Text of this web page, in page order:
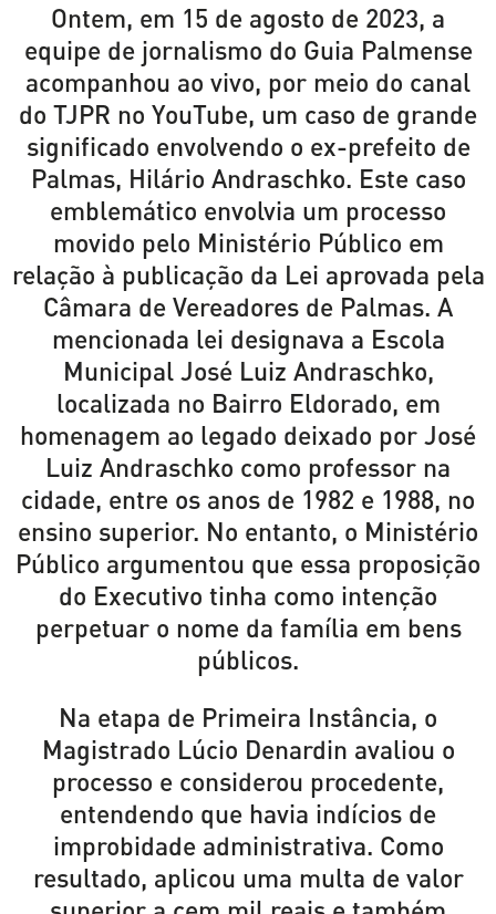
Ontem, em 15 de agosto de 2023, a
equipe de jornalismo do Guia Palmense
acompanhou ao vivo, por meio do canal
do TJPR no YouTube, um caso de grande
significado envolvendo o ex-prefeito de
Palmas, Hilário Andraschko. Este caso
emblemático envolvia um processo
movido pelo Ministério Público em
relação à publicação da Lei aprovada pela
Câmara de Vereadores de Palmas. A
mencionada lei designava a Escola
Municipal José Luiz Andraschko,
localizada no Bairro Eldorado, em
homenagem ao legado deixado por José
Luiz Andraschko como professor na
cidade, entre os anos de 1982 e 1988, no
ensino superior. No entanto, o Ministério
Público argumentou que essa proposição
do Executivo tinha como intenção
perpetuar o nome da família em bens
públicos.
Na etapa de Primeira Instância, o
Magistrado Lúcio Denardin avaliou o
processo e considerou procedente,
entendendo que havia indícios de
improbidade administrativa. Como
resultado, aplicou uma multa de valor